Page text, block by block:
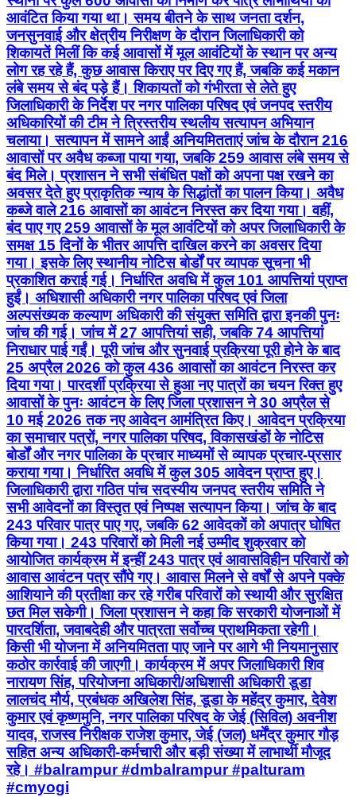
आवंटित किया गया था। समय बीतने के साथ जनता दर्शन,
जनसुनवाई और क्षेत्रीय निरीक्षण के दौरान जिलाधिकारी को
शिकायतें मिलीं कि कई आवासों में मूल आवंटियों के स्थान पर अन्य
लोग रह रहे हैं, कुछ आवास किराए पर दिए गए हैं, जबकि कई मकान
लंबे समय से बंद पड़े हैं। शिकायतों को गंभीरता से लेते हुए
जिलाधिकारी के निर्देश पर नगर पालिका परिषद एवं जनपद स्तरीय
अधिकारियों की टीम ने त्रिस्तरीय स्थलीय सत्यापन अभियान
चलाया। सत्यापन में सामने आईं अनियमितताएं जांच के दौरान 216
आवासों पर अवैध कब्जा पाया गया, जबकि 259 आवास लंबे समय से
बंद मिले। प्रशासन ने सभी संबंधित पक्षों को अपना पक्ष रखने का
अवसर देते हुए प्राकृतिक न्याय के सिद्धांतों का पालन किया। अवैध
कब्जे वाले 216 आवासों का आवंटन निरस्त कर दिया गया। वहीं,
बंद पाए गए 259 आवासों के मूल आवंटियों को अपर जिलाधिकारी के
समक्ष 15 दिनों के भीतर आपत्ति दाखिल करने का अवसर दिया
गया। इसके लिए स्थानीय नोटिस बोर्डों पर व्यापक सूचना भी
प्रकाशित कराई गई। निर्धारित अवधि में कुल 101 आपत्तियां प्राप्त
हुईं। अधिशासी अधिकारी नगर पालिका परिषद एवं जिला
अल्पसंख्यक कल्याण अधिकारी की संयुक्त समिति द्वारा इनकी पुनः
जांच की गई। जांच में 27 आपत्तियां सही, जबकि 74 आपत्तियां
निराधार पाई गईं। पूरी जांच और सुनवाई प्रक्रिया पूरी होने के बाद
25 अप्रैल 2026 को कुल 436 आवासों का आवंटन निरस्त कर
दिया गया। पारदर्शी प्रक्रिया से हुआ नए पात्रों का चयन रिक्त हुए
आवासों के पुनः आवंटन के लिए जिला प्रशासन ने 30 अप्रैल से
10 मई 2026 तक नए आवेदन आमंत्रित किए। आवेदन प्रक्रिया
का समाचार पत्रों, नगर पालिका परिषद, विकासखंडों के नोटिस
बोर्डों और नगर पालिका के प्रचार माध्यमों से व्यापक प्रचार-प्रसार
कराया गया। निर्धारित अवधि में कुल 305 आवेदन प्राप्त हुए।
जिलाधिकारी द्वारा गठित पांच सदस्यीय जनपद स्तरीय समिति ने
सभी आवेदनों का विस्तृत एवं निष्पक्ष सत्यापन किया। जांच के बाद
243 परिवार पात्र पाए गए, जबकि 62 आवेदकों को अपात्र घोषित
किया गया। 243 परिवारों को मिली नई उम्मीद शुक्रवार को
आयोजित कार्यक्रम में इन्हीं 243 पात्र एवं आवासविहीन परिवारों को
आवास आवंटन पत्र सौंपे गए। आवास मिलने से वर्षों से अपने पक्के
आशियाने की प्रतीक्षा कर रहे गरीब परिवारों को स्थायी और सुरक्षित
छत मिल सकेगी। जिला प्रशासन ने कहा कि सरकारी योजनाओं में
पारदर्शिता, जवाबदेही और पात्रता सर्वोच्च प्राथमिकता रहेगी।
किसी भी योजना में अनियमितता पाए जाने पर आगे भी नियमानुसार
कठोर कार्रवाई की जाएगी। कार्यक्रम में अपर जिलाधिकारी शिव
नारायण सिंह, परियोजना अधिकारी/अधिशासी अधिकारी डूडा
लालचंद मौर्य, प्रबंधक अखिलेश सिंह, डूडा के महेंद्र कुमार, देवेश
कुमार एवं कृष्णमुनि, नगर पालिका परिषद के जेई (सिविल) अवनीश
यादव, राजस्व निरीक्षक राजेश कुमार, जेई (जल) धर्मेंद्र कुमार गौड़
सहित अन्य अधिकारी-कर्मचारी और बड़ी संख्या में लाभार्थी मौजूद
रहे। #balrampur #dmbalrampur #palturam
#cmyogi